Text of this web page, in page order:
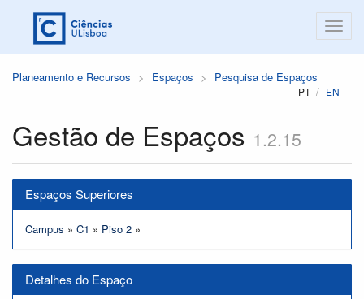
Planeamento e Recursos Espaços Pesquisa de Espaços
PT EN
Gestão de Espaços 1.2.15
Espaços Superiores
Campus » C1 » Piso 2 »
Detalhes do Espaço